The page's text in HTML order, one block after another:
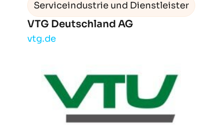
Serviceindustrie und Dienstleister
VTG Deutschland AG
vtg.de